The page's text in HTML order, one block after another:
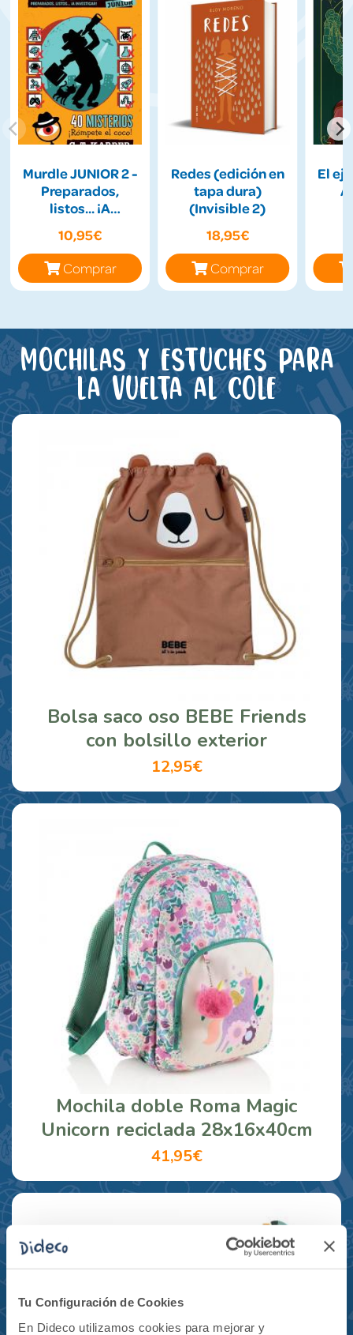
Tu Configuración de Cookies
En Dideco utilizamos cookies para mejorar y
Murdle JUNIOR 2 -
Preparados,
listos... ¡A
10,95€
Comprar
Redes (edición en
tapa dura)
(Invisible 2)
18,95€
Comprar
El
Mochilas y estuches para
la vuelta al cole
Bolsa saco oso BEBE Friends
con bolsillo exterior
12,95€
Mochila doble Roma Magic
Unicorn reciclada 28x16x40cm
41,95€